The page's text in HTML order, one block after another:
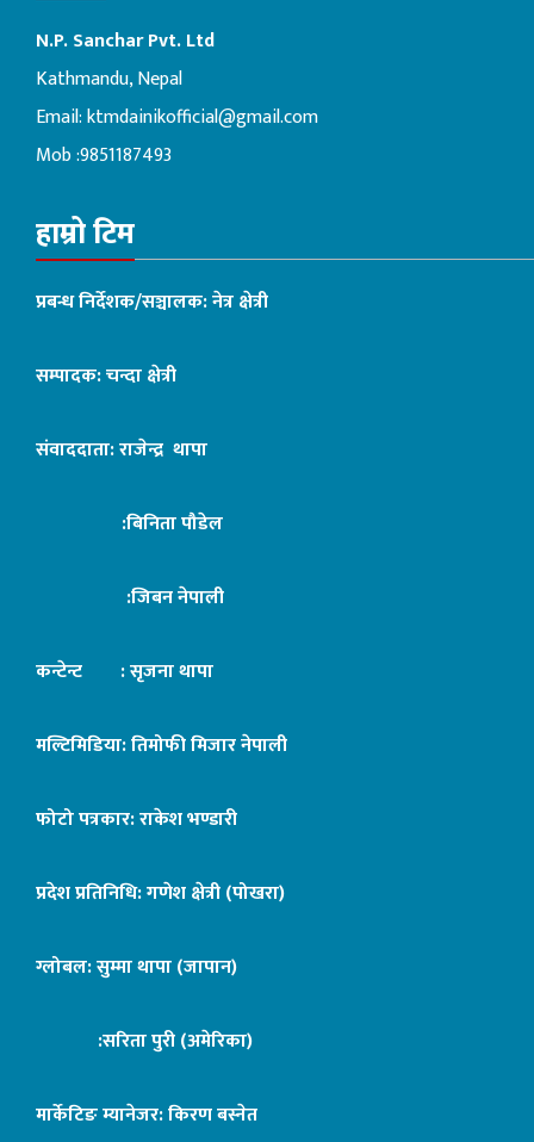
N.P. Sanchar Pvt. Ltd
Kathmandu, Nepal
Email:ktmdainikofficial@gmail.com
Mob :9851187493
हाम्रो टिम
प्रबन्ध निर्देशक/सञ्चालक: नेत्र क्षेत्री
सम्पादक: चन्दा क्षेत्री
संवाददाता: राजेन्द्र थापा
:बिनिता पौडेल
:जिबन नेपाली
कन्टेन्ट : सृजना थापा
मल्टिमिडिया: तिमोफी मिजार नेपाली
फोटो पत्रकार: राकेश भण्डारी
प्रदेश प्रतिनिधि: गणेश क्षेत्री (पोखरा)
ग्लोबल: सुम्मा थापा (जापान)
:सरिता पुरी (अमेरिका)
मार्केटिङ म्यानेजर: किरण बस्नेत